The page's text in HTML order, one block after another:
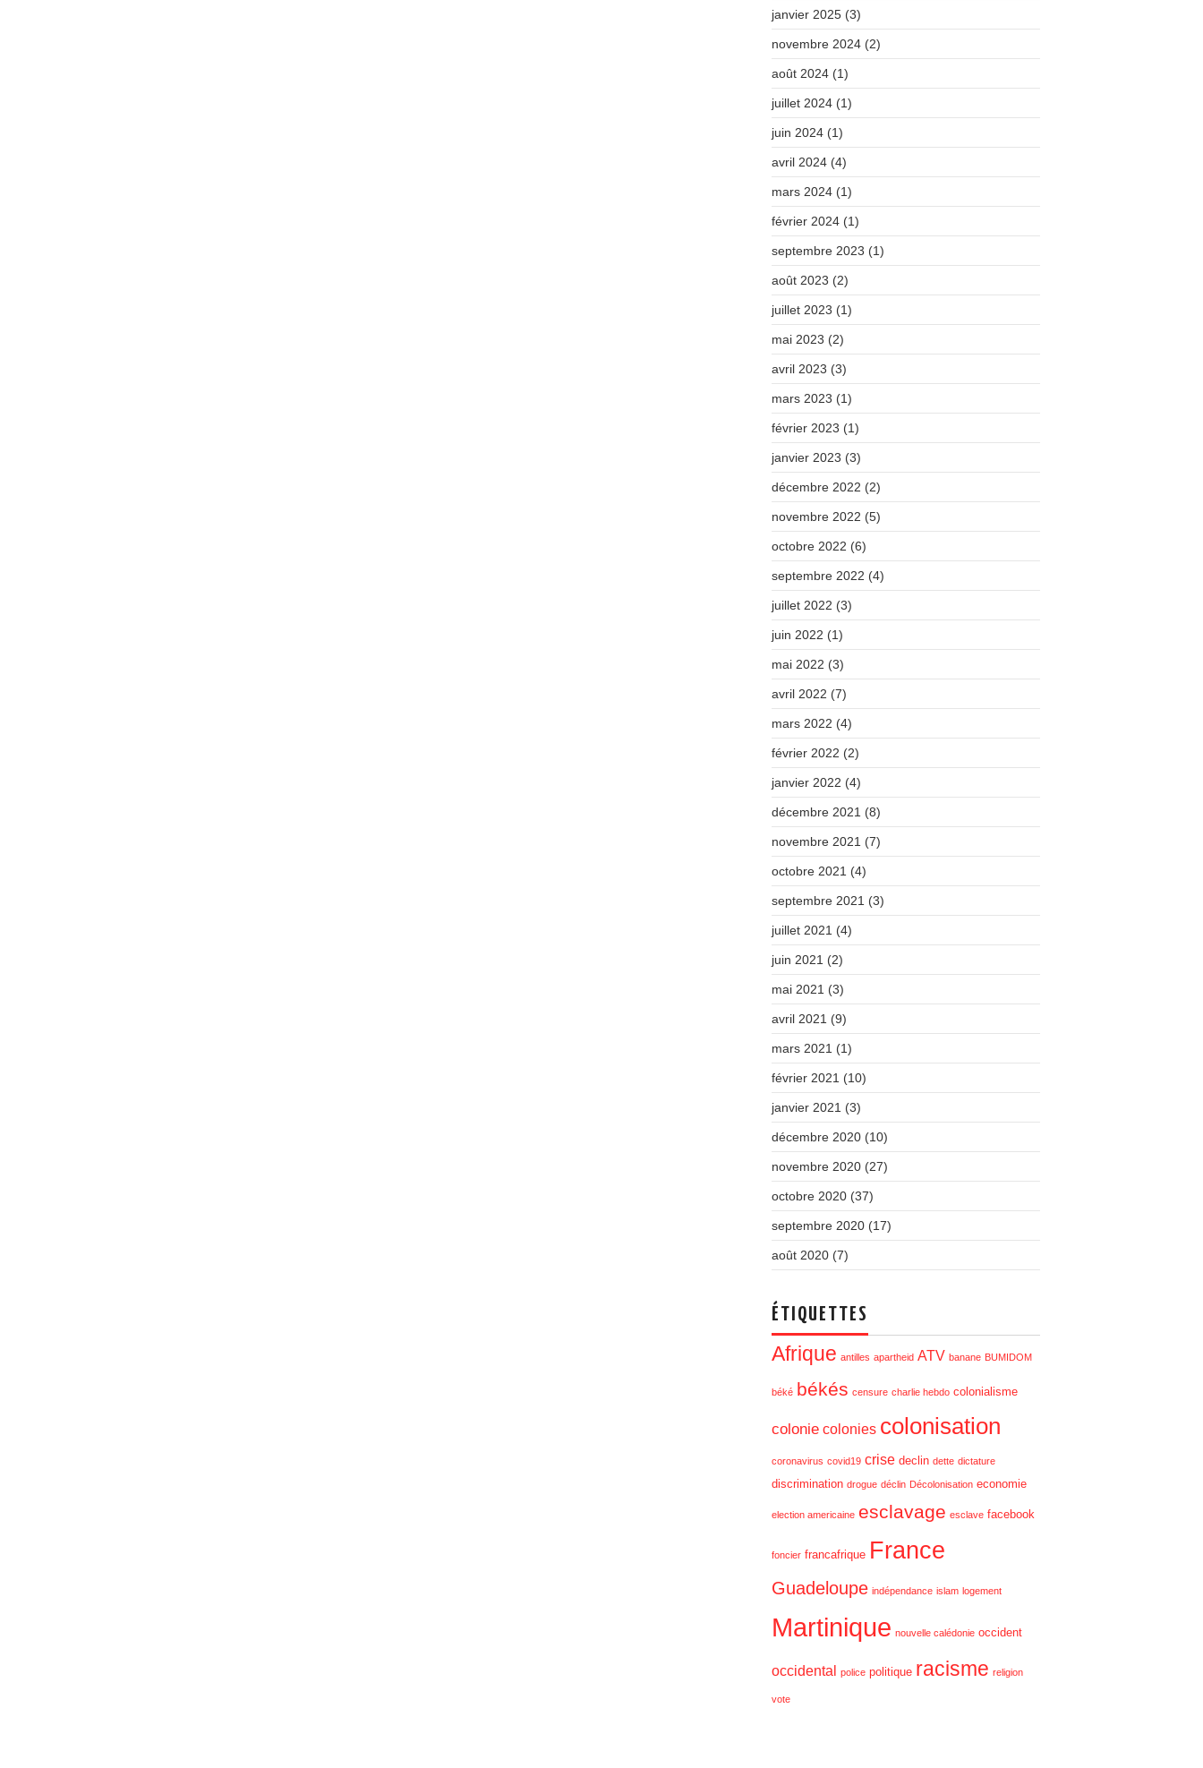
janvier 2025 (3)
novembre 2024 (2)
août 2024 (1)
juillet 2024 (1)
juin 2024 (1)
avril 2024 (4)
mars 2024 (1)
février 2024 (1)
septembre 2023 (1)
août 2023 (2)
juillet 2023 (1)
mai 2023 (2)
avril 2023 (3)
mars 2023 (1)
février 2023 (1)
janvier 2023 (3)
décembre 2022 (2)
novembre 2022 (5)
octobre 2022 (6)
septembre 2022 (4)
juillet 2022 (3)
juin 2022 (1)
mai 2022 (3)
avril 2022 (7)
mars 2022 (4)
février 2022 (2)
janvier 2022 (4)
décembre 2021 (8)
novembre 2021 (7)
octobre 2021 (4)
septembre 2021 (3)
juillet 2021 (4)
juin 2021 (2)
mai 2021 (3)
avril 2021 (9)
mars 2021 (1)
février 2021 (10)
janvier 2021 (3)
décembre 2020 (10)
novembre 2020 (27)
octobre 2020 (37)
septembre 2020 (17)
août 2020 (7)
ÉTIQUETTES
Afrique antilles apartheid ATV banane BUMIDOM
béké békés censure charlie hebdo colonialisme
colonie colonies colonisation
coronavirus covid19 crise declin dette dictature
discrimination drogue déclin Décolonisation economie
election americaine esclavage esclave facebook
foncier francafrique France
Guadeloupe indépendance islam logement
Martinique nouvelle calédonie occident
occidental police politique racisme religion
vote